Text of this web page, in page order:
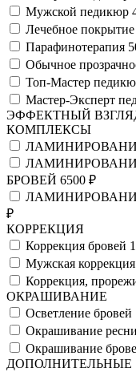
Мужской педикюр
Лечебное покрытие
Парафинотерапия
Обычное
Топ-Мастер
Мастер-Эксперт
ЭФФЕКТНЫЙ
КОМПЛЕКСЫ
БРОВЕЙ 6500 ₽
₽
КОРРЕКЦИЯ
Коррекция бровей
Мужская
Коррекция,
ОКРАШИВАНИЕ
Осветление бровей
Окрашивание
Окрашивание
ДОПОЛНИТЕЛЬНЫЕ